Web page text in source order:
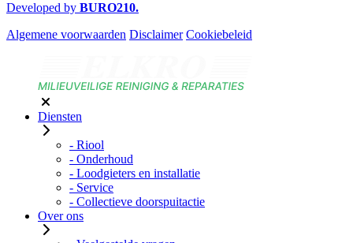
Developed by BURO210.
Algemene voorwaarden Disclaimer Cookiebeleid
Diensten
- Riool
- Onderhoud
- Loodgieters en installatie
- Service
- Collectieve doorspuitactie
Over ons